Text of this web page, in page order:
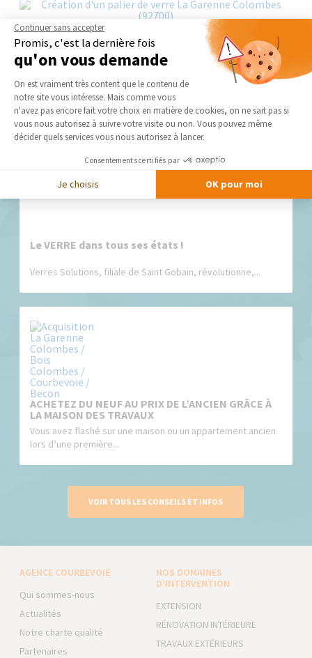
Nos derniers conseils et actus
Le VERRE dans tous ses états !
Verres Solutions, filiale de Saint Gobain, révolutionne,...
ACHETEZ DU NEUF AU PRIX DE L’ANCIEN GRÂCE À
LA MAISON DES TRAVAUX
Vous avez flashé sur une maison ou un appartement ancien
lors d’une première...
VOIR TOUS LES CONSEILS ET INFOS
AGENCE COURBEVOIE
Qui sommes-nous
Actualités
Notre charte qualité
Partenaires
NOS DOMAINES
D’INTERVENTION
EXTENSION
RÉNOVATION INTÉRIEURE
TRAVAUX EXTÉRIEURS
Continuer sans accepter
Promis, c'est la dernière fois
qu'on vous demande
Plateforme de Gestion du
On est vraiment très content que le contenu de
notre site vous intéresse. Mais comme vous
n'avez pas encore fait votre choix en matière de cookies, on ne sait pas si
vous nous autorisez à suivre votre visite ou non. Vous pouvez même
décider quels services vous nous autorisez à lancer.
Consentements certifiés par
Je choisis OK pour moi
Axeptio consent